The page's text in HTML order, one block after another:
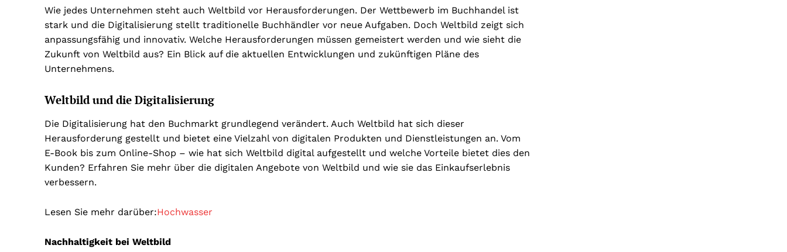
Wie jedes Unternehmen steht auch Weltbild vor Herausforderungen. Der Wettbewerb im Buchhandel ist
stark und die Digitalisierung stellt traditionelle Buchhändler vor neue Aufgaben. Doch Weltbild zeigt sich
anpassungsfähig und innovativ. Welche Herausforderungen müssen gemeistert werden und wie sieht die
Zukunft von Weltbild aus? Ein Blick auf die aktuellen Entwicklungen und zukünftigen Pläne des
Unternehmens.
Weltbild und die Digitalisierung
Die Digitalisierung hat den Buchmarkt grundlegend verändert. Auch Weltbild hat sich dieser
Herausforderung gestellt und bietet eine Vielzahl von digitalen Produkten und Dienstleistungen an. Vom
E-Book bis zum Online-Shop – wie hat sich Weltbild digital aufgestellt und welche Vorteile bietet dies den
Kunden? Erfahren Sie mehr über die digitalen Angebote von Weltbild und wie sie das Einkaufserlebnis
verbessern.
Lesen Sie mehr darüber:Hochwasser
Nachhaltigkeit bei Weltbild